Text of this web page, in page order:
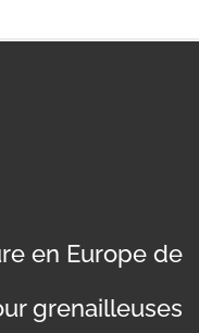
en Europe de
grenailleuses